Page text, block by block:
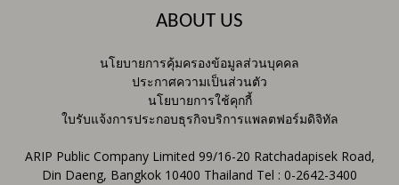
ABOUT US
นโยบายการคุ้มครองข้อมูลส่วนบุคคล
ประกาศความเป็นส่วนตัว
นโยบายการใช้คุกกี้
ใบรับแจ้งการประกอบธุรกิจบริการแพลตฟอร์มดิจิทัล
ARIP Public Company Limited 99/16-20 Ratchadapisek Road,
Din Daeng, Bangkok 10400 Thailand Tel : 0-2642-3400